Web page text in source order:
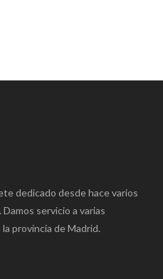
dedicado desde hace varios
servicio a varias
provincia de Madrid.